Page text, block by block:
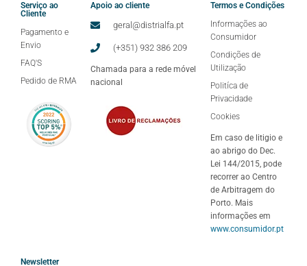
Serviço ao
Cliente
Pagamento e
Envio
FAQ'S
Pedido de RMA
Apoio ao cliente
geral@distrialfa.pt
(+351) 932 386 209
Chamada para a rede móvel
nacional
Termos e Condições
Informações ao
Consumidor
Condições de
Utilização
Politíca de
Privacidade
Cookies
Em caso de litigio e
ao abrigo do Dec.
Lei 144/2015, pode
recorrer ao Centro
de Arbitragem do
Porto. Mais
informações em
www.consumidor.pt
Newsletter